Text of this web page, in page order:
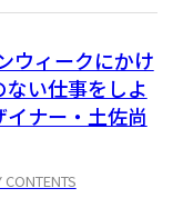
ウィークにかけ
い仕事をしよ
ナー・土佐尚
CONTENTS